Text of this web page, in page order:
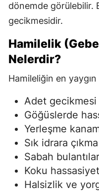
dönemde görülebilir.
gecikmesidir.
Hamilelik
Nelerdir?
Hamileliğin en
Adet gecikmesi
Göğüslerde
Yerleşme
Sık idrara çıkma
Sabah
Koku
Halsizlik ve